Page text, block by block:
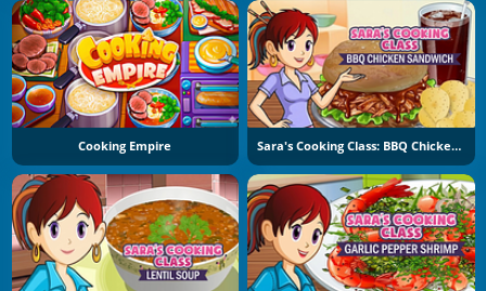
Cooking Empire Sara's Cooking Class: BBQ Chicken Sandwich